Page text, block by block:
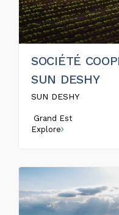
SOCIÉTÉ
SUN DESHY
SUN DESHY
Grand Est
Explore